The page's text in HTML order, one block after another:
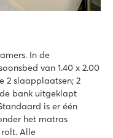
In de
van 1.40 x 2.00
2 slaapplaatsen; 2
bank uitgeklapt
is er één
het matras
Alle